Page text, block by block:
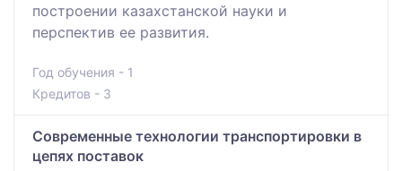
построении казахстанской науки и
перспектив ее развития.
Год обучения - 1
Кредитов - 3
Современные технологии транспортировки в
цепях поставок